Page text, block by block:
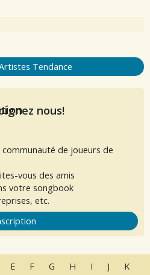
Tendance
nous!
de joueurs de
vous des amis
votre songbook
etc.
E F G H I J K